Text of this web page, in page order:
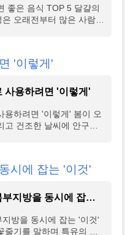
좋은 음식 TOP 5 달걀의
오래전부터 많은 사람들
'이렇게'
사용하려면 '이렇게'
용하려면 '이렇게' 봄이 오
건조한 날씨에 안구건
시에 잡는 '이것'
콜레스테롤과 복부지방을 동시에 잡는 '이것'
방을 동시에 잡는 '이것'
기를 말하며 특유의 향